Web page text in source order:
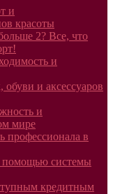
и
красоты
2? Все, что
и
и аксессуаров
и
мире
профессионала в
помощью системы
кредитным